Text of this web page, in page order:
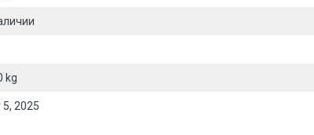
kg
5, 2025